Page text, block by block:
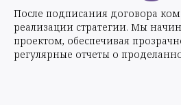
После подписания договора
реализации стратегии. Мы
проектом, обеспечивая
регулярные отчеты о